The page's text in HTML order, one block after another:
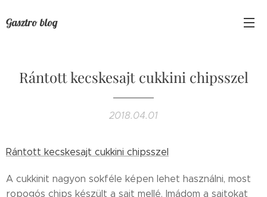
Gasztro blog
Rántott kecskesajt cukkini chipsszel
2018.04.01
Rántott kecskesajt cukkini chipsszel
A cukkinit nagyon sokféle képen lehet használni, most
ropogós chips készült a sajt mellé. Imádom a sajtokat